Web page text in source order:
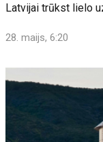
Latvijai trūkst lielo
28. maijs, 6:20